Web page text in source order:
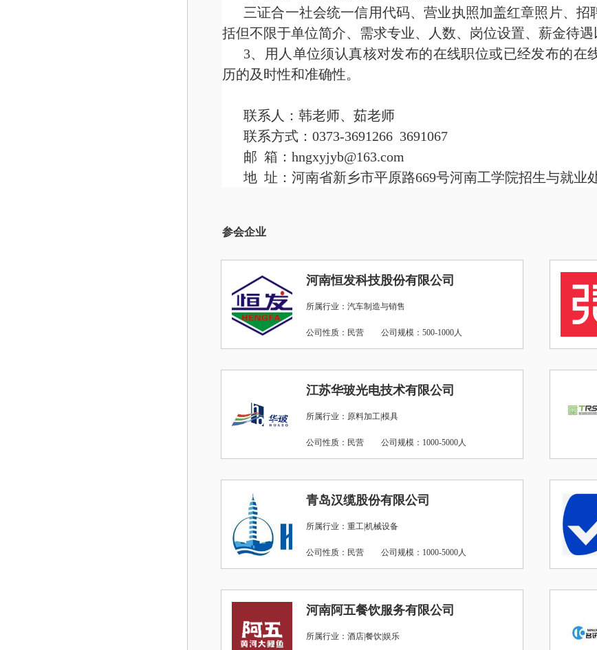
三证合一社会统一信用代码、营业执照加盖红章照片、
括但不限于单位简介、需求专业、人数、岗位设置、薪金待遇
3、用人单位须认真核对发布的在线职位或已经发布的在
历的及时性和准确性。
联系人：韩老师、茹老师
联系方式：0373-3691266 3691067
邮 箱：hngxyjyb@163.com
地 址：河南省新乡市平原路669号河南工学院招生与就业
参会企业
河南恒发科技股份有限公司
所属行业：汽车制造与销售
公司性质：民营 公司规模：500-1000人
江苏华玻光电技术有限公司
所属行业：原料加工|模具
公司性质：民营 公司规模：1000-5000人
青岛汉缆股份有限公司
所属行业：重工|机械设备
公司性质：民营 公司规模：1000-5000人
河南阿五餐饮服务有限公司
所属行业：酒店|餐饮|娱乐